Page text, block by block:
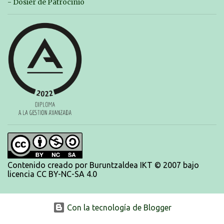
- Dosier de Patrocinio
Contenido creado por Buruntzaldea IKT © 2007 bajo
licencia CC BY-NC-SA 4.0
Con la tecnología de Blogger